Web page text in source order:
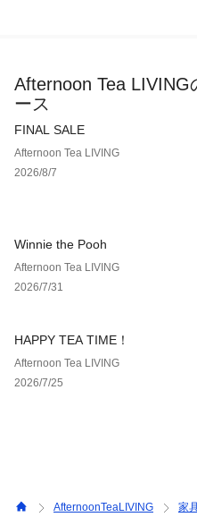
Afternoon Tea LIVING
ース
FINAL SALE
Afternoon Tea LIVING
2026/8/7
Winnie the Pooh
Afternoon Tea LIVING
2026/7/31
HAPPY TEA TIME！
Afternoon Tea LIVING
2026/7/25
AfternoonTeaLIVING
家